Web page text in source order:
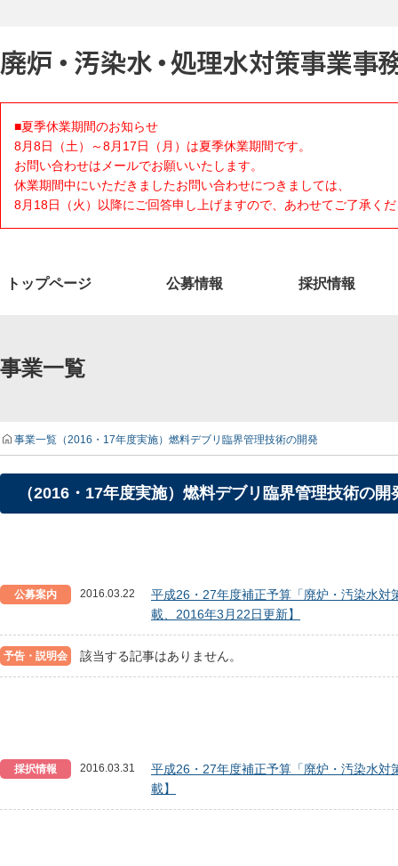
■夏季休業期間のお知らせ
8月8日（土）～8月17日（月）は夏季休業期間です。
お問い合わせはメールでお願いいたします。
休業期間中にいただきましたお問い合わせにつきましては、
8月18日（火）以降にご回答申し上げますので、あわせてご了承く
トップページ 公募情報 採択情報
事業一覧
事業一覧 （2016・17年度実施）燃料デブリ臨界管理技術の開発
（2016・17年度実施）燃料デブリ臨界管理技術の開
公募案内 2016.03.22
平成26・27年度補正予算「廃炉・汚染水
載、2016年3月22日更新】
予告・説明会 該当する記事はありません。
採択情報 2016.03.31
平成26・27年度補正予算「廃炉・汚染水
載】